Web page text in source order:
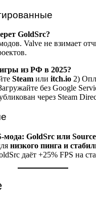
GoldSrc?
Valve не взимает
из РФ в 2025?
Steam или itch.io 2)
без Google
через Steam
GoldSrc или
низкого пинга и
даёт +25% FPS на